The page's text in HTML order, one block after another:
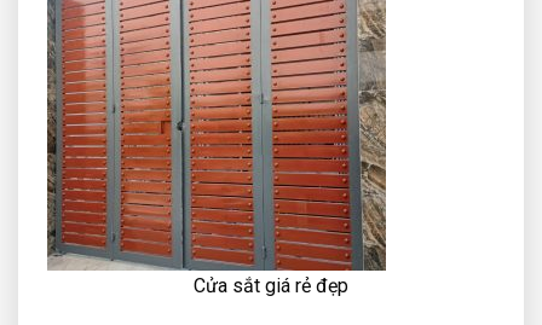
Cửa sắt giá rẻ đẹp